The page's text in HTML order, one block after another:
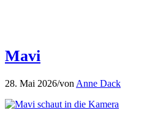
Mavi
28. Mai 2026/von Anne Dack